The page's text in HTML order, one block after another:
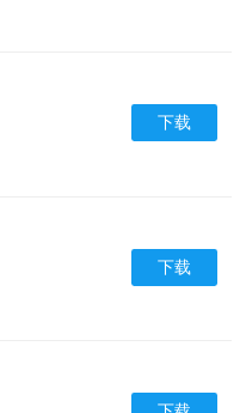
下载
下载